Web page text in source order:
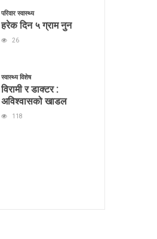
परिवार स्वास्थ्य
हरेक दिन ५ ग्राम नुन
26
स्वास्थ्य विशेष
विरामी र डाक्टर :
अविश्वासको खाडल
118